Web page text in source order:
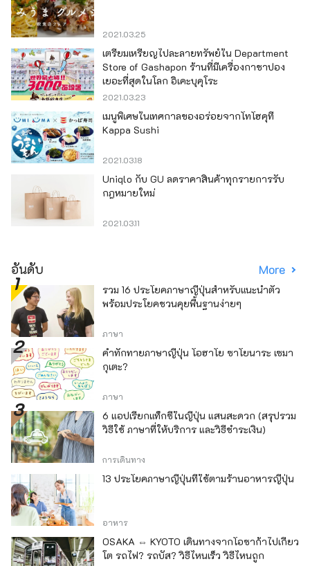
2021.03.25
เตรียมเหรียญไปละลายทรัพย์ใน Department
Store of Gashapon ร้านที่มีเครื่องกาชาปอง
เยอะที่สุดในโลก อิเคะบุคุโระ
2021.03.23
เมนูพิเศษในเทศกาลของอร่อยจากโทโฮคุที่
Kappa Sushi
2021.03.18
Uniqlo กับ GU ลดราคาสินค้าทุกรายการรับ
กฎหมายใหม่
2021.03.11
อันดับ More
รวม 16 ประโยคภาษาญี่ปุ่นสำหรับแนะนำตัว
พร้อมประโยคชวนคุยพื้นฐานง่ายๆ
ภาษา
คำทักทายภาษาญี่ปุ่น โอฮาโย ซาโยนาระ เซมา
กุเตะ?
ภาษา
6 แอปเรียกแท็กซี่ในญี่ปุ่น แสนสะดวก (สรุปรวม
วิธีใช้ ภาษาที่ให้บริการ และวิธีชำระเงิน)
การเดินทาง
13 ประโยคภาษาญี่ปุ่นที่ใช้ตามร้านอาหารญี่ปุ่น
อาหาร
OSAKA ⇔ KYOTO เดินทางจากโอซาก้าไปเกียว
โต รถไฟ? รถบัส? วิธีไหนเร็ว วิธีไหนถูก